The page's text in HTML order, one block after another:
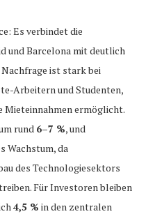
Es verbindet die
und Barcelona mit deutlich
ist stark bei
Arbeitern und Studenten,
Mieteinnahmen ermöglicht.
rund 6–7 %, und
Wachstum, da
des Technologiesektors
Für Investoren bleiben
4,5 % in den zentralen